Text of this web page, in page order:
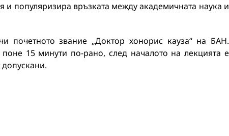
и популяризира връзката между академичната наука и
почетното звание „Доктор хонорис кауза“ на БАН.
15 минути по-рано, след началото на лекцията е